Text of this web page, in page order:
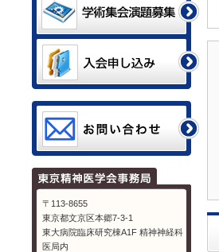
〒113-8655
東京都文京区本郷7-3-1
東大病院臨床研究棟A1F 精神神経科
医局内